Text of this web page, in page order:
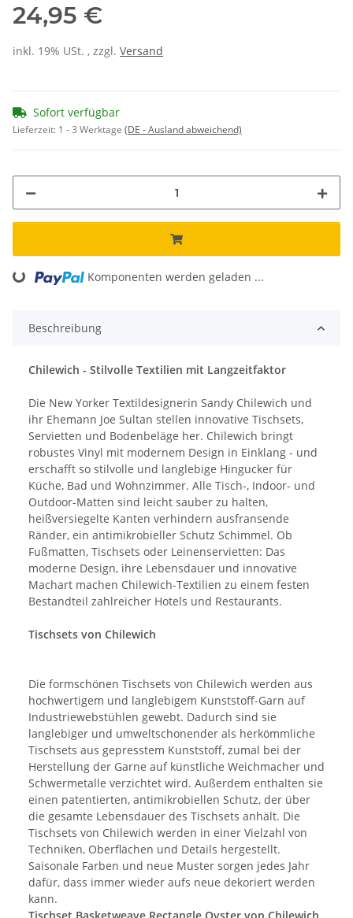
24,95 €
inkl. 19% USt. , zzgl. Versand
Sofort verfügbar
Lieferzeit: 1 - 3 Werktage (DE - Ausland abweichend)
Komponenten werden geladen ...
Beschreibung
Chilewich - Stilvolle Textilien mit Langzeitfaktor
Die New Yorker Textildesignerin Sandy Chilewich und
ihr Ehemann Joe Sultan stellen innovative Tischsets,
Servietten und Bodenbeläge her. Chilewich bringt
robustes Vinyl mit modernem Design in Einklang - und
erschafft so stilvolle und langlebige Hingucker für
Küche, Bad und Wohnzimmer. Alle Tisch-, Indoor- und
Outdoor-Matten sind leicht sauber zu halten,
heißversiegelte Kanten verhindern ausfransende
Ränder, ein antimikrobieller Schutz Schimmel. Ob
Fußmatten, Tischsets oder Leinenservietten: Das
moderne Design, ihre Lebensdauer und innovative
Machart machen Chilewich-Textilien zu einem festen
Bestandteil zahlreicher Hotels und Restaurants.
Tischsets von Chilewich
Die formschönen Tischsets von Chilewich werden aus
hochwertigem und langlebigem Kunststoff-Garn auf
Industriewebstühlen gewebt. Dadurch sind sie
langlebiger und umweltschonender als herkömmliche
Tischsets aus gepresstem Kunststoff, zumal bei der
Herstellung der Garne auf künstliche Weichmacher und
Schwermetalle verzichtet wird. Außerdem enthalten sie
einen patentierten, antimikrobiellen Schutz, der über
die gesamte Lebensdauer des Tischsets anhält. Die
Tischsets von Chilewich werden in einer Vielzahl von
Techniken, Oberflächen und Details hergestellt.
Saisonale Farben und neue Muster sorgen jedes Jahr
dafür, dass immer wieder aufs neue dekoriert werden
kann.